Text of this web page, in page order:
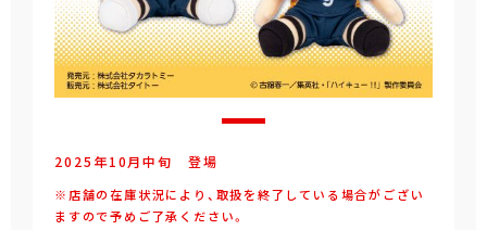
2025年10月中旬 登場
※店舗の在庫状況により、取扱を終了している場合がござい
ますので予めご了承ください。